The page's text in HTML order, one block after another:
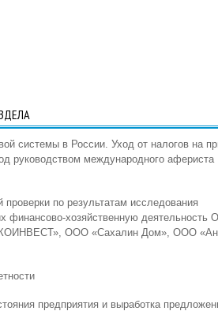
системы в России. Уход от налогов на
международного
проверки по результатам исследования
финансово-хозяйственную деятельность
ООО «Сахалин Дом», ООО
предприятия и выработка